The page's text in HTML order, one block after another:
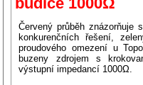
Červený průběh znázorňuje
konkurenčních řešení,
proudového omezení u
buzeny zdrojem s
výstupní impedancí 1000Ω.